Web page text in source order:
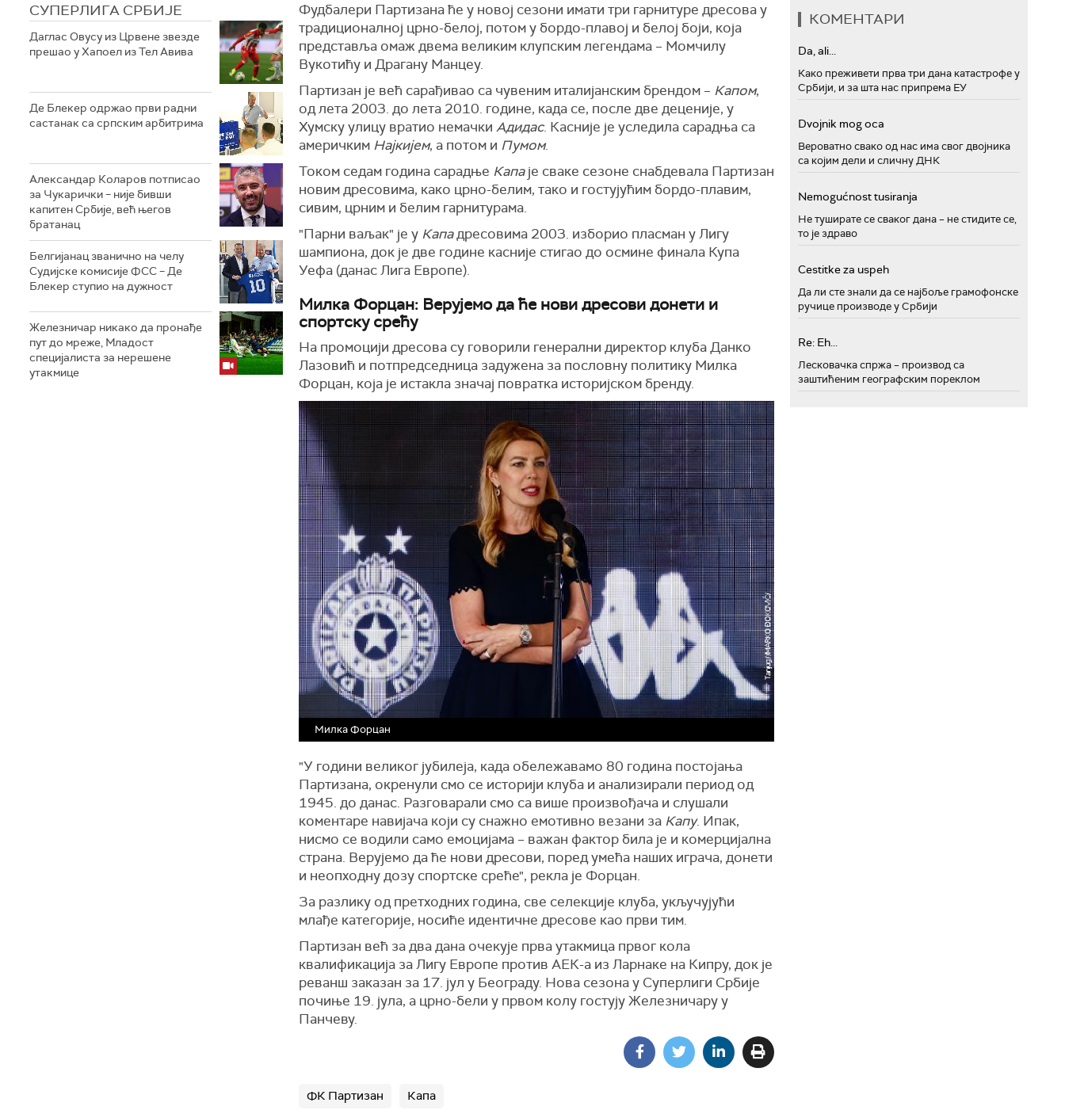
СУПЕРЛИГА СРБИЈЕ
Даглас Овусу из Црвене звезде
прешао у Хапоел из Тел Авива
Де Блекер одржао први радни
састанак са српским арбитрима
Александар Коларов потписао
за Чукарички – није бивши
капитен Србије, већ његов
братанац
Белгијанац званично на челу
Судијске комисије ФСС – Де
Блекер ступио на дужност
Железничар никако да пронађе
пут до мреже, Младост
специјалиста за нерешене
утакмице
Фудбалери Партизана ће у новој сезони имати три гарнитуре дресова у
традиционалној црно-белој, потом у бордо-плавој и белој боји, која
представља омаж двема великим клупским легендама – Момчилу
Вукотићу и Драгану Манцеу.
Партизан је већ сарађивао са чувеним италијанским брендом – Капом,
од лета 2003. до лета 2010. године, када се, после две деценије, у
Хумску улицу вратио немачки Адидас. Касније је уследила сарадња са
америчким Најкијем, а потом и Пумом.
Током седам година сарадње Капаје сваке сезоне снабдевала Партизан
новим дресовима, како црно-белим, тако и гостујућим бордо-плавим,
сивим, црним и белим гарнитурама.
"Парни ваљак" је у Кападресовима 2003. изборио пласман у Лигу
шампиона, док је две године касније стигао до осмине финала Купа
Уефа (данас Лига Европе).
Милка Форцан: Верујемо да ће нови дресови донети и
спортску срећу
На промоцији дресова су говорили генерални директор клуба Данко
Лазовић и потпредседница задужена за пословну политику Милка
Форцан, која је истакла значај повратка историјском бренду.
Милка Форцан
"У години великог јубилеја, када обележавамо 80 година постојања
Партизана, окренули смо се историји клуба и анализирали период од
1945. до данас. Разговарали смо са више произвођача и слушали
коментаре навијача који су снажно емотивно везани за Капу. Ипак,
нисмо се водили само емоцијама – важан фактор била је и комерцијална
страна. Верујемо да ће нови дресови, поред умећа наших играча, донети
и неопходну дозу спортске среће", рекла је Форцан.
За разлику од претходних година, све селекције клуба, укључујући
млађе категорије, носиће идентичне дресове као први тим.
Партизан већ за два дана очекује прва утакмица првог кола
квалификација за Лигу Европе против АЕК-а из Ларнаке на Кипру, док је
реванш заказан за 17. јул у Београду. Нова сезона у Суперлиги Србије
почиње 19. јула, а црно-бели у првом колу гостују Железничару у
Панчеву.
ФК Партизан Капа
КОМЕНТАРИ
Da, ali...
Како преживети прва три дана катастрофе у
Србији, и за шта нас припрема ЕУ
Dvojnik mog oca
Вероватно свако од нас има свог двојника
са којим дели и сличну ДНК
Nemogućnost tusiranja
Не туширате се сваког дана – не стидите се,
то је здраво
Cestitke za uspeh
Да ли сте знали да се најбоље грамофонске
ручице производе у Србији
Re: Eh...
Лесковачка спржа – производ са
заштићеним географским пореклом